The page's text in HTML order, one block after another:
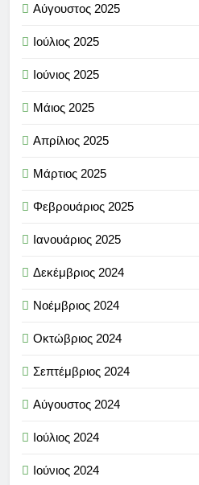
Αύγουστος 2025
Ιούλιος 2025
Ιούνιος 2025
Μάιος 2025
Απρίλιος 2025
Μάρτιος 2025
Φεβρουάριος 2025
Ιανουάριος 2025
Δεκέμβριος 2024
Νοέμβριος 2024
Οκτώβριος 2024
Σεπτέμβριος 2024
Αύγουστος 2024
Ιούλιος 2024
Ιούνιος 2024